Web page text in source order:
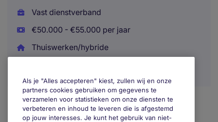
Vast dienstverband
€50.000 - €55.000 per jaar
Thuiswerken/hybride
Als je "Alles accepteren" kiest, zullen wij en onze
partners cookies gebruiken om gegevens te
verzamelen voor statistieken om onze diensten te
verbeteren en inhoud te leveren die is afgestemd
op jouw interesses. Je kunt het gebruik van niet-